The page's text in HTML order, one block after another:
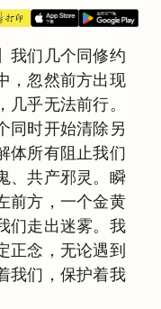
我们几个同修约
，忽然前方出现
乎无法前行。
同时开始清除另
体所有阻止我们
、共产邪灵。瞬
前方，一个金黄
们走出迷雾。我
正念，无论遇到
我们，保护着我